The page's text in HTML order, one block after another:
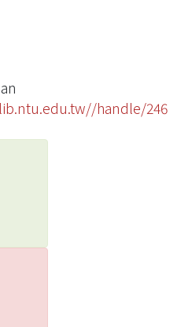
handle/246